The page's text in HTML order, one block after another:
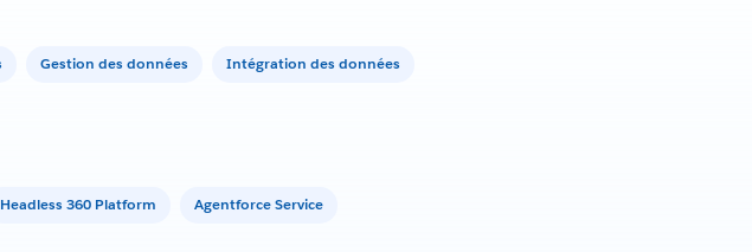
Gestion des données Intégration des données
Headless 360 Platform Agentforce Service